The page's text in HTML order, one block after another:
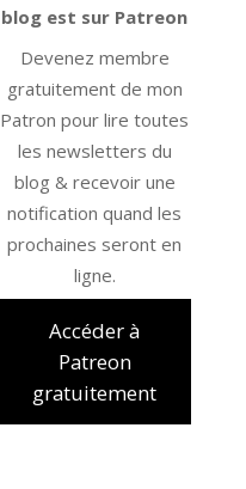
blog est sur Patreon
Devenez membre
gratuitement de mon
Patron pour lire toutes
les newsletters du
blog & recevoir une
notification quand les
prochaines seront en
ligne.
Accéder à
Patreon
gratuitement